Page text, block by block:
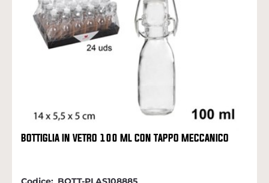
BOTTIGLIA IN VETRO 100 ML CON TAPPO MECCANICO